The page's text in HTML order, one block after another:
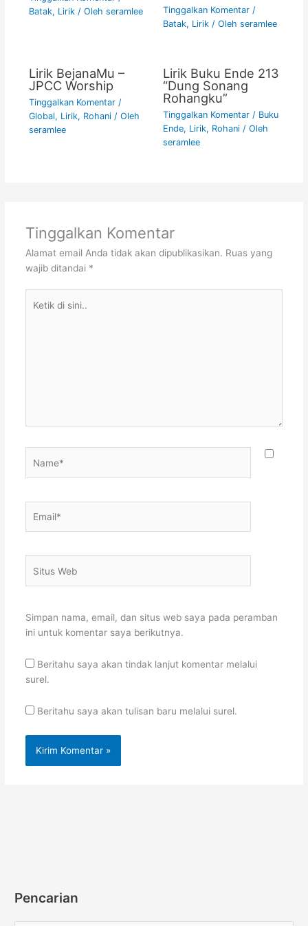
Batak, Lirik/ Oleh seramlee Tinggalkan Komentar /
Batak, Lirik/ Oleh seramlee
Lirik BejanaMu –
JPCC Worship
Tinggalkan Komentar /
Global, Lirik, Rohani/ Oleh
seramlee
Lirik Buku Ende 213
“Dung Sonang
Rohangku”
Tinggalkan Komentar / Buku
Ende, Lirik, Rohani/ Oleh
seramlee
Tinggalkan Komentar
Alamat email Anda tidak akan dipublikasikan. Ruas yang
wajib ditandai *
Web
Simpan nama, email, dan situs web saya pada peramban
ini untuk komentar saya berikutnya.
Beritahu saya akan tindak lanjut komentar melalui
surel.
Beritahu saya akan tulisan baru melalui surel.
Pencarian